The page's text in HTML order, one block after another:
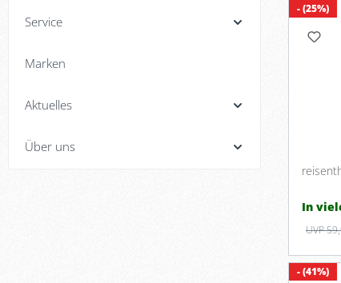
Service
Marken
Aktuelles
Über uns
- (25%)
In
UVP
- (41%)